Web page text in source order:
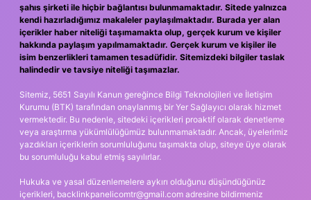
şahıs şirketi ile hiçbir bağlantısı bulunmamaktadır. Sitede yalnızca
kendi hazırladığımız makaleler paylaşılmaktadır. Burada yer alan
içerikler haber niteliği taşımamakta olup, gerçek kurum ve kişiler
hakkında paylaşım yapılmamaktadır. Gerçek kurum ve kişiler ile
isim benzerlikleri tamamen tesadüfidir. Sitemizdeki bilgiler taslak
halindedir ve tavsiye niteliği taşımazlar.
Sitemiz, 5651 Sayılı Kanun gereğince Bilgi Teknolojileri ve İletişim
Kurumu (BTK) tarafından onaylanmış bir Yer Sağlayıcı olarak hizmet
vermektedir. Bu nedenle, sitedeki içerikleri proaktif olarak denetleme
veya araştırma yükümlülüğümüz bulunmamaktadır. Ancak, üyelerimiz
yazdıkları içeriklerin sorumluluğunu taşımakta olup, siteye üye olarak
bu sorumluluğu kabul etmiş sayılırlar.
Hukuka ve yasal düzenlemelere aykırı olduğunu düşündüğünüz
içerikleri, backlinkpanelicomtr@gmail.com adresine bildirmeniz